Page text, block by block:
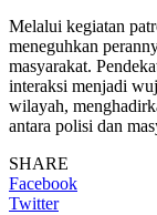
Melalui kegiatan
meneguhkan
masyarakat.
interaksi menjadi
wilayah,
antara polisi dan
SHARE
Facebook
Twitter